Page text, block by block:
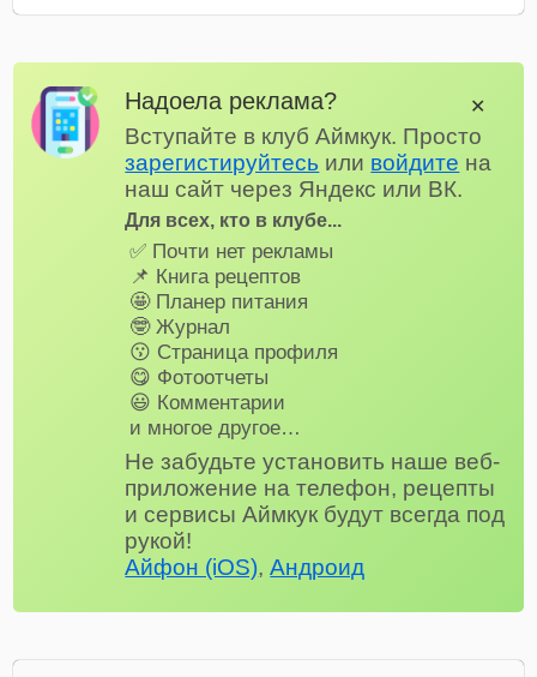
Надоела реклама?
Вступайте в клуб Аймкук. Просто
зарегистируйтесь или войдите на
наш сайт через Яндекс или ВК.
Для всех, кто в клубе...
✅ Почти нет рекламы
📌 Книга рецептов
🤩 Планер питания
🤓 Журнал
😗 Страница профиля
😋 Фотоотчеты
😃 Комментарии
и многое другое…
Не забудьте установить наше веб-
приложение на телефон, рецепты
и сервисы Аймкук будут всегда под
рукой!
Айфон (iOS),Андроид
✕